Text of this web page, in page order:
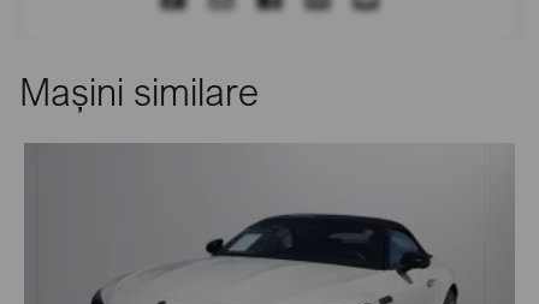
Mașini similare